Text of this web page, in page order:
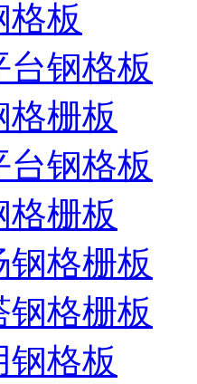
格板
台钢格板
格栅板
台钢格板
格栅板
钢格栅板
钢格栅板
钢格板